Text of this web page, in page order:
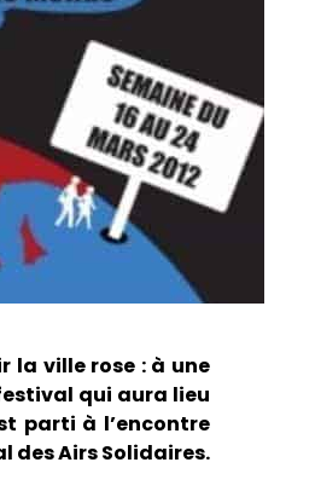
la ville rose : à une
qui aura lieu
parti à l’encontre
des Airs Solidaires.